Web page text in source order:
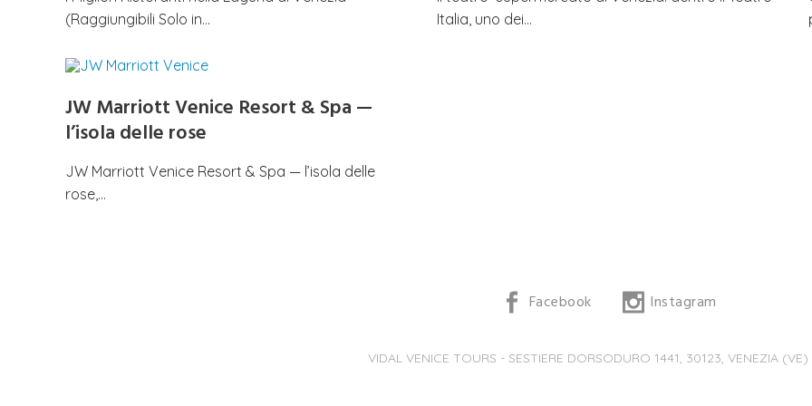
(Raggiungibili Solo in…
Italia, uno dei…
JW Marriott Venice Resort & Spa —
l’isola delle rose
JW Marriott Venice Resort & Spa — l’isola delle
rose,…
Facebook Instagram
VIDAL VENICE TOURS - SESTIERE DORSODURO 1441, 30123, VENEZIA (VE)